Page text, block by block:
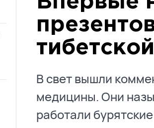
В свет вышли
медицины. Они
работали